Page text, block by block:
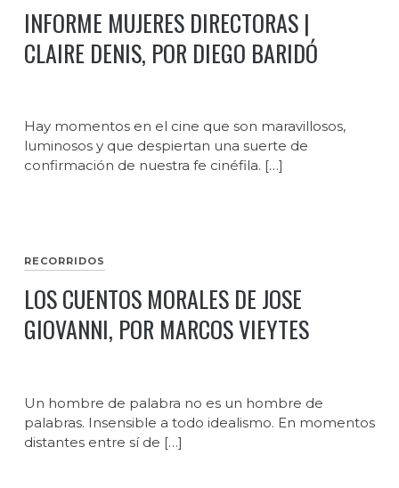
INFORME MUJERES DIRECTORAS |
CLAIRE DENIS, POR DIEGO BARIDÓ
Hay momentos en el cine que son maravillosos,
luminosos y que despiertan una suerte de
confirmación de nuestra fe cinéfila. […]
RECORRIDOS
LOS CUENTOS MORALES DE JOSE
GIOVANNI, POR MARCOS VIEYTES
Un hombre de palabra no es un hombre de
palabras. Insensible a todo idealismo. En momentos
distantes entre sí de […]